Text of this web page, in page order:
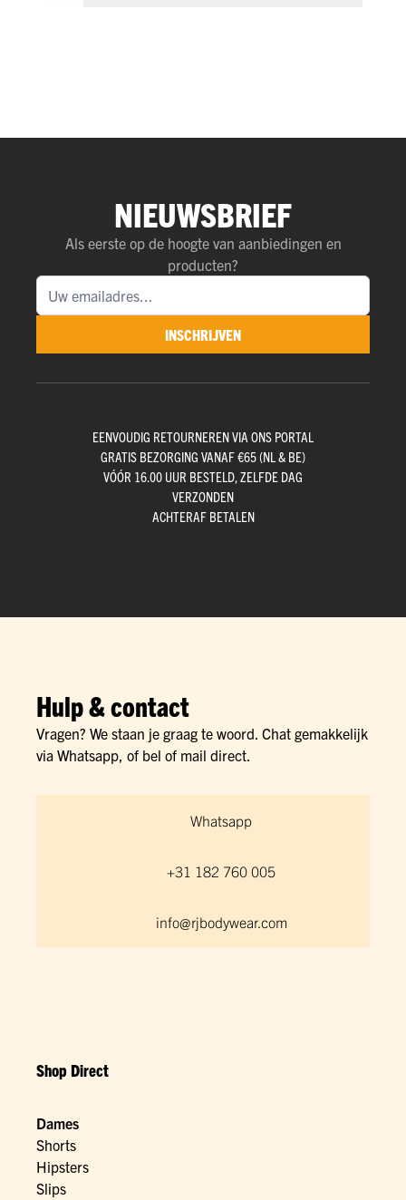
NIEUWSBRIEF
Als eerste op de hoogte van aanbiedingen en
producten?
INSCHRIJVEN
EENVOUDIG RETOURNEREN VIA ONS PORTAL
GRATIS BEZORGING VANAF €65 (NL & BE)
VÓÓR 16.00 UUR BESTELD, ZELFDE DAG
VERZONDEN
ACHTERAF BETALEN
Hulp & contact
Vragen? We staan je graag te woord. Chat gemakkelijk
via Whatsapp, of bel of mail direct.
Whatsapp
+31 182 760 005
info@rjbodywear.com
Shop Direct
Dames
Shorts
Hipsters
Slips